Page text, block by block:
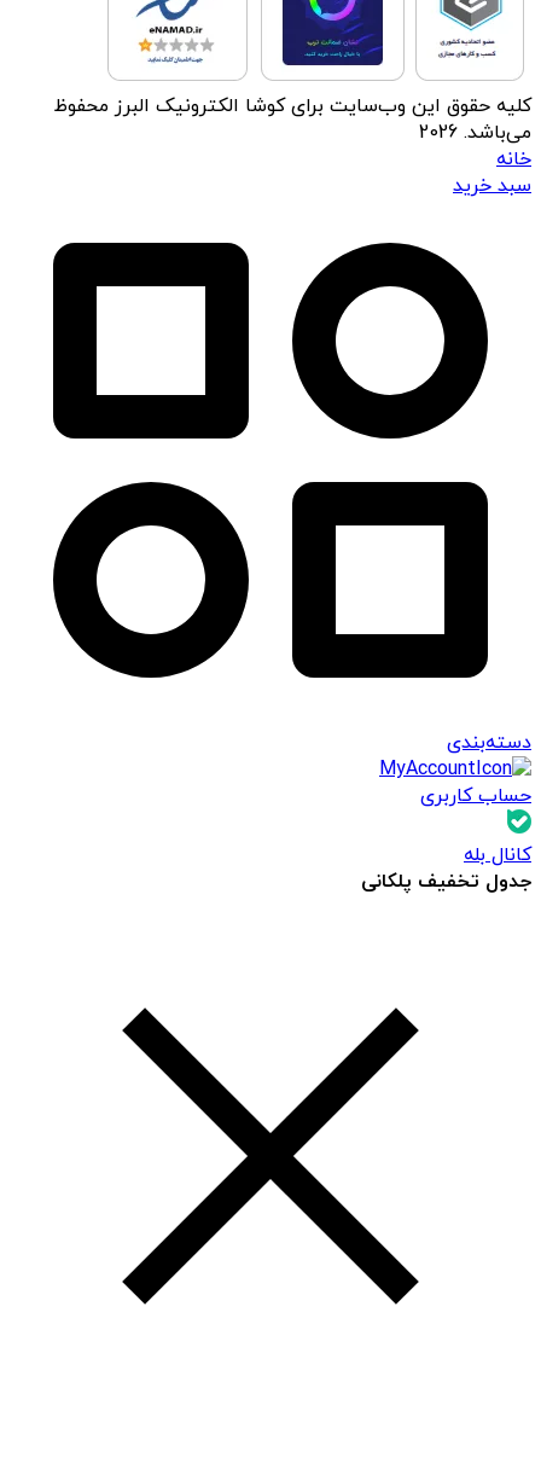
کلیه حقوق این وب‌سایت برای کوشا الکترونیک البرز محفوظ
می‌باشد. 2026
خانه
سبد خرید
دسته‌بندی
حساب کاربری
کانال بله
جدول تخفیف پلکانی